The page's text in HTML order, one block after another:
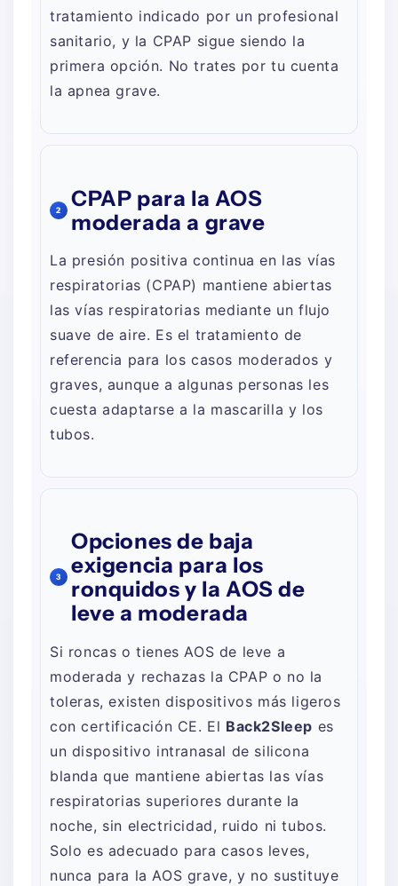
tratamiento indicado por un profesional
sanitario, y la CPAP sigue siendo la
primera opción. No trates por tu cuenta
la apnea grave.
2
CPAP para la AOS
moderada a grave
La presión positiva continua en las vías
respiratorias (CPAP) mantiene abiertas
las vías respiratorias mediante un flujo
suave de aire. Es el tratamiento de
referencia para los casos moderados y
graves, aunque a algunas personas les
cuesta adaptarse a la mascarilla y los
tubos.
3
Opciones de baja
exigencia para los
ronquidos y la AOS de
leve a moderada
Si roncas o tienes AOS de leve a
moderada y rechazas la CPAP o no la
toleras, existen dispositivos más ligeros
con certificación CE. El Back2Sleep es
un dispositivo intranasal de silicona
blanda que mantiene abiertas las vías
respiratorias superiores durante la
noche, sin electricidad, ruido ni tubos.
Solo es adecuado para casos leves,
nunca para la AOS grave, y no sustituye